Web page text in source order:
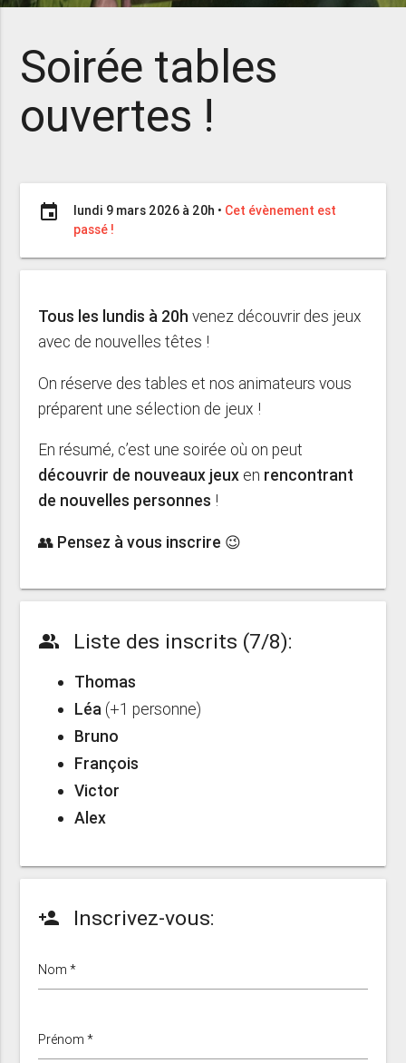
Soirée tables
ouvertes !
event lundi 9 mars 2026 à 20h • Cet évènement est
passé !
Tous les lundis à 20hvenez découvrir des jeux
avec de nouvelles têtes !
On réserve des tables et nos animateurs vous
préparent une sélection de jeux !
En résumé, c’est une soirée où on peut
découvrir de nouveaux jeux en rencontrant
de nouvelles personnes !
👥 Pensez à vous inscrire 😉
people_alt Liste des inscrits (7/8):
Thomas
Léa (+1 personne)
Bruno
François
Victor
Alex
person_add Inscrivez-vous:
Nom *
Prénom *